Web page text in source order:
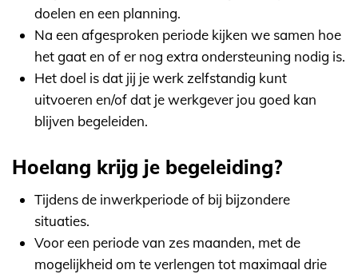
doelen en een planning.
Na een afgesproken periode kijken we samen hoe
het gaat en of er nog extra ondersteuning nodig is.
Het doel is dat jij je werk zelfstandig kunt
uitvoeren en/of dat je werkgever jou goed kan
blijven begeleiden.
Hoelang krijg je begeleiding?
Tijdens de inwerkperiode of bij bijzondere
situaties.
Voor een periode van zes maanden, met de
mogelijkheid om te verlengen tot maximaal drie